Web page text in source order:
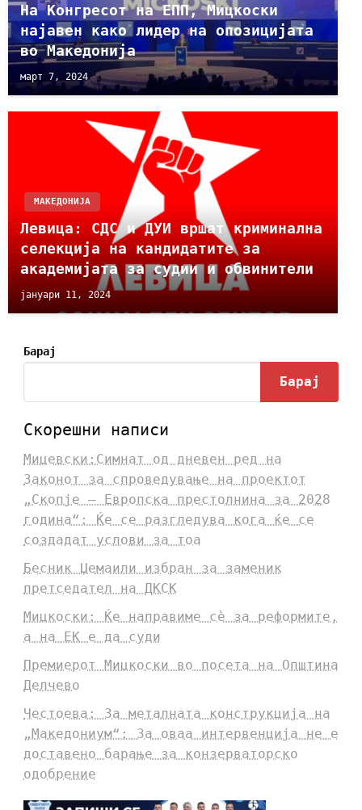
На Конгресот на ЕПП, Мицкоски
најавен како лидер на опозицијата
во Македонија
март 7, 2024
МАКЕДОНИЈА
Левица: СДС и ДУИ вршат криминална
селекција на кандидатите за
академијата за судии и обвинители
јануари 11, 2024
Барај
Барај
Скорешни написи
Мицевски:Симнат од дневен ред на
Законот за спроведување на проектот
„Скопје – Европска престолнина за 2028
година“: Ќе се разгледува кога ќе се
создадат услови за тоа
Бесник Џемаили избран за заменик
претседател на ДКСК
Мицкоски: Ќе направиме сè за реформите,
а на ЕК е да суди
Премиерот Мицкоски во посета на Општина
Делчево
Честоева: За металната конструкција на
„Македониум“: За оваа интервенција не е
доставено барање за конзерваторско
одобрение